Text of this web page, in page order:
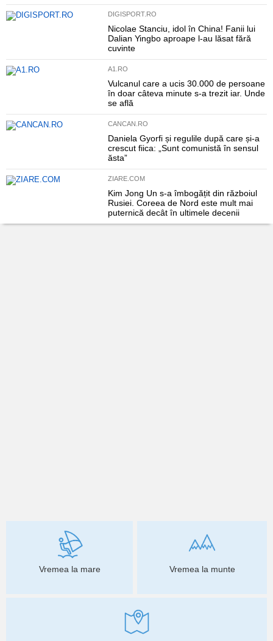
DIGISPORT.RO
Nicolae Stanciu, idol în China! Fanii lui
Dalian Yingbo aproape l-au lăsat fără
cuvinte
A1.RO
Vulcanul care a ucis 30.000 de persoane
în doar câteva minute s-a trezit iar. Unde
se află
CANCAN.RO
Daniela Gyorfi și regulile după care și-a
crescut fiica: „Sunt comunistă în sensul
ăsta”
ZIARE.COM
Kim Jong Un s-a îmbogățit din războiul
Rusiei. Coreea de Nord este mult mai
puternică decât în ultimele decenii
Vremea la mare Vremea la munte